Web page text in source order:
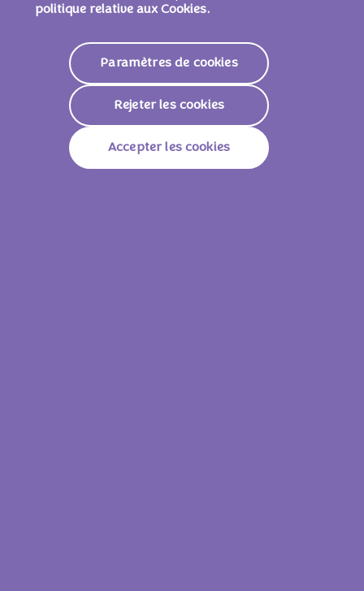
Protéines 5,5g
Sodium 0,57g
35 g
Énergie 628 KJ / 150 Kcal
politique relative aux Cookies.
Paramètres de cookies
Rejeter les cookies
Accepter les cookies